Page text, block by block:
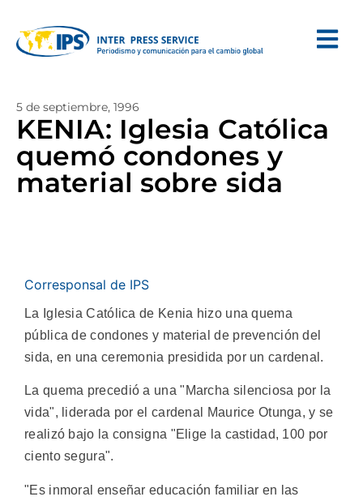
5 de septiembre, 1996
KENIA: Iglesia Católica
quemó condones y
material sobre sida
Corresponsal de IPS
La Iglesia Católica de Kenia hizo una quema
pública de condones y material de prevención del
sida, en una ceremonia presidida por un cardenal.
La quema precedió a una "Marcha silenciosa por la
vida", liderada por el cardenal Maurice Otunga, y se
realizó bajo la consigna "Elige la castidad, 100 por
ciento segura".
"Es inmoral enseñar educación familiar en las